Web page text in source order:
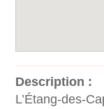
Description :
L’Étang-des-